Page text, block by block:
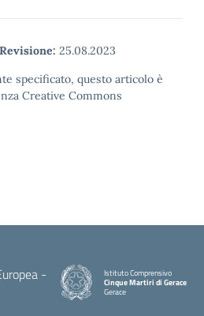
Revisione: 25.08.2023
specificato, questo articolo è
Creative Commons
Istituto Comprensivo
Cinque Martiri di Gerace
Gerace